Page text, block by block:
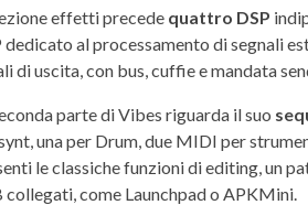
effetti precede quattro DSP
dedicato al processamento di segnali
di uscita, con bus, cuffie e mandata
parte di Vibes riguarda il suo
una per Drum, due MIDI per
le classiche funzioni di editing, un
collegati, come Launchpad o APKMini.